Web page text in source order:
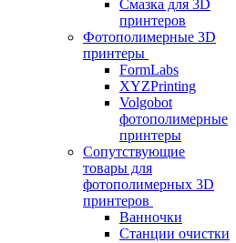
Смазка для 3D
принтеров
Фотополимерные 3D
принтеры
FormLabs
XYZPrinting
Volgobot
фотополимерные
принтеры
Сопутствующие
товары для
фотополимерных 3D
принтеров
Ванночки
Станции очистки